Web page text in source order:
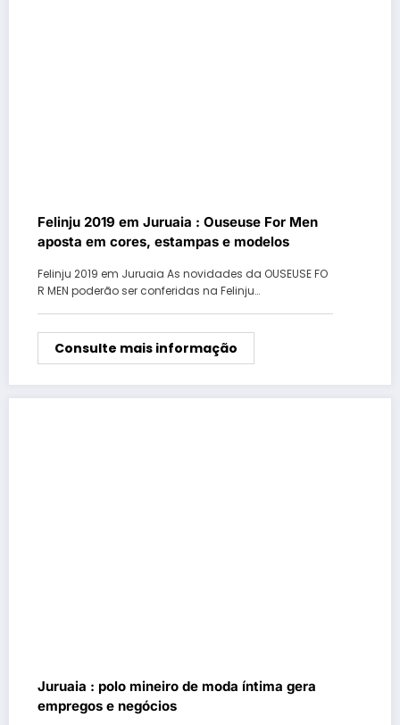
Felinju 2019 em Juruaia : Ouseuse For Men
aposta em cores, estampas e modelos
Felinju 2019 em Juruaia As novidades da OUSEUSE FO
R MEN poderão ser conferidas na Felinju…
Consulte mais informação
Juruaia : polo mineiro de moda íntima gera
empregos e negócios